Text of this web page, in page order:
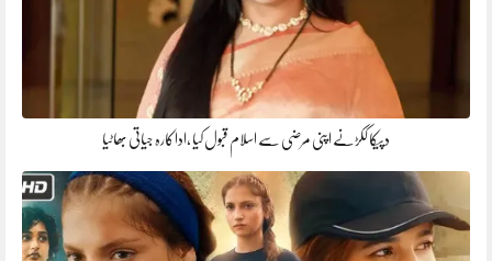
دپیکا ککڑنے اپنی مرضی سے اسلام قبول کیا ،اداکارہ جیاتی بھاٹیا